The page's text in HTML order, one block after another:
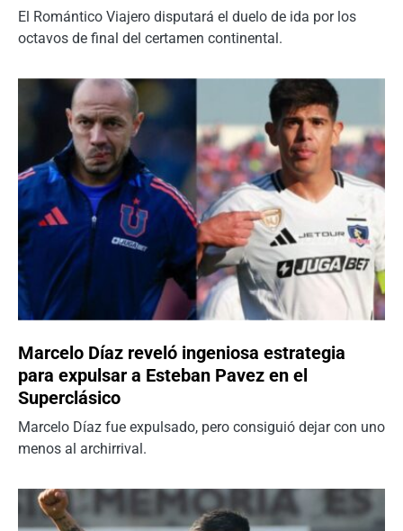
El Romántico Viajero disputará el duelo de ida por los
octavos de final del certamen continental.
Marcelo Díaz reveló ingeniosa estrategia
para expulsar a Esteban Pavez en el
Superclásico
Marcelo Díaz fue expulsado, pero consiguió dejar con uno
menos al archirrival.